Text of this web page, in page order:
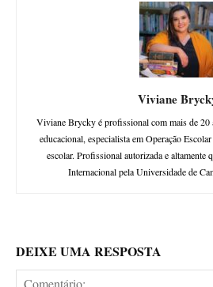
Viviane
Viviane Brycky é profissional com mais de 20
educacional, especialista em Operação
escolar. Profissional autorizada e altamente
Internacional pela Universidade de
DEIXE UMA RESPOSTA